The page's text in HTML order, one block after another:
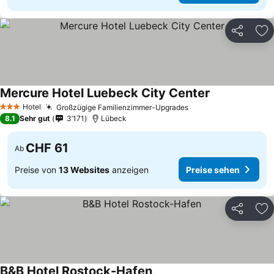
Teilen
3 SterneHotel Großzügige Familienzimmer-Upgrades
Mercure Hotel Luebeck City Center
8.1 Sehr gut 3’171 Lübeck
Ab CHF 61
Preise von 13 Websites anzeigen Preise sehen
Teilen
B&B Hotel Rostock-Hafen